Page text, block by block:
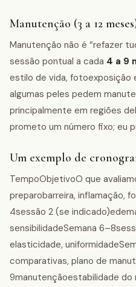
Manutenção (3 a 12
Manutenção não é “refazer
sessão pontual a cada 4 a 9
estilo de vida, fotoexposição
algumas peles pedem
principalmente em regiões
prometo um número fixo; eu
Um exemplo de
TempoObjetivoO que
preparobarreira, inflamação,
4sessão 2 (se
sensibilidadeSemana
elasticidade,
comparativas, plano de
9manutençãoestabilidade do